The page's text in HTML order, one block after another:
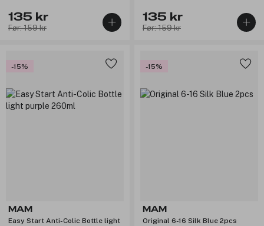
135 kr
Før: 159 kr
135 kr
Før: 159 kr
-15%
MAM
Easy Start Anti-Colic Bottle light
-15%
MAM
Original 6-16 Silk Blue 2pcs